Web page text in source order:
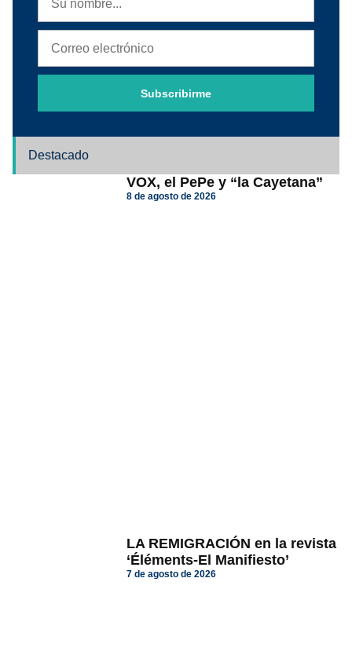
Subscribirme
Destacado
VOX, el PePe y “la Cayetana”
8 de agosto de 2026
LA REMIGRACIÓN en la revista
‘Éléments-El Manifiesto’
7 de agosto de 2026